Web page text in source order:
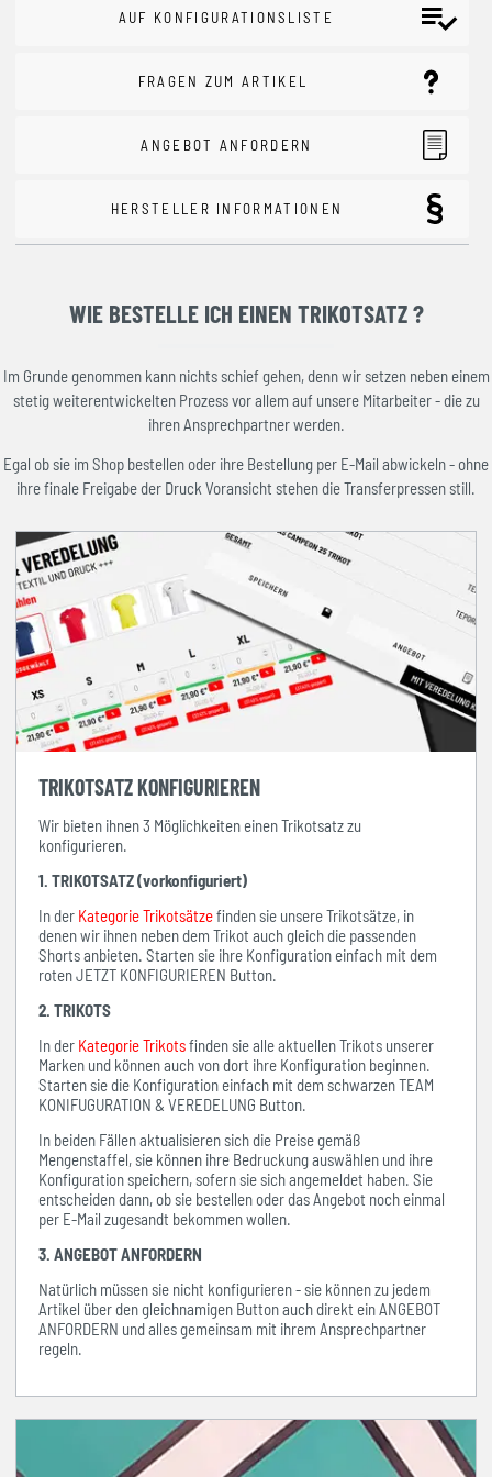
AUF KONFIGURATIONSLISTE
FRAGEN ZUM ARTIKEL
ANGEBOT ANFORDERN
HERSTELLER INFORMATIONEN
WIE BESTELLE ICH EINEN TRIKOTSATZ ?
Im Grunde genommen kann nichts schief gehen, denn wir setzen neben einem
stetig weiterentwickelten Prozess vor allem auf unsere Mitarbeiter - die zu
ihren Ansprechpartner werden.
Egal ob sie im Shop bestellen oder ihre Bestellung per E-Mail abwickeln - ohne
ihre finale Freigabe der Druck Voransicht stehen die Transferpressen still.
TRIKOTSATZ KONFIGURIEREN
Wir bieten ihnen 3 Möglichkeiten einen Trikotsatz zu
konfigurieren.
1. TRIKOTSATZ (vorkonfiguriert)
In der Kategorie Trikotsätzefinden sie unsere Trikotsätze, in
denen wir ihnen neben dem Trikot auch gleich die passenden
Shorts anbieten. Starten sie ihre Konfiguration einfach mit dem
roten JETZT KONFIGURIEREN Button.
2. TRIKOTS
In der Kategorie Trikotsfinden sie alle aktuellen Trikots unserer
Marken und können auch von dort ihre Konfiguration beginnen.
Starten sie die Konfiguration einfach mit dem schwarzen TEAM
KONIFUGURATION & VEREDELUNG Button.
In beiden Fällen aktualisieren sich die Preise gemäß
Mengenstaffel, sie können ihre Bedruckung auswählen und ihre
Konfiguration speichern, sofern sie sich angemeldet haben. Sie
entscheiden dann, ob sie bestellen oder das Angebot noch einmal
per E-Mail zugesandt bekommen wollen.
3. ANGEBOT ANFORDERN
Natürlich müssen sie nicht konfigurieren - sie können zu jedem
Artikel über den gleichnamigen Button auch direkt ein ANGEBOT
ANFORDERN und alles gemeinsam mit ihrem Ansprechpartner
regeln.